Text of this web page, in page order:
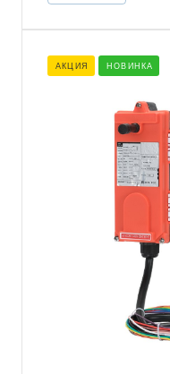
АКЦИЯ НОВИНКА